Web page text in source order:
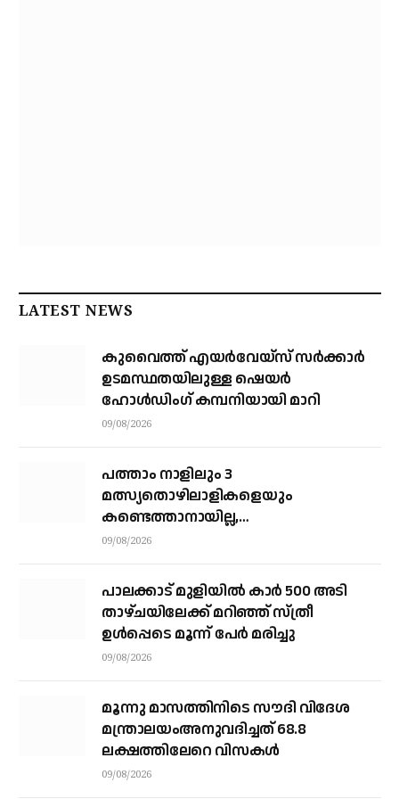
LATEST NEWS
കുവൈത്ത് എയര്‍വേയ്‌സ് സര്‍ക്കാര്‍
ഉടമസ്ഥതയിലുള്ള ഷെയര്‍
ഹോള്‍ഡിംഗ് കമ്പനിയായി മാറി
09/08/2026
പത്താം നാളിലും 3
മത്സ്യതൊഴിലാളികളെയും
കണ്ടെത്താനായില്ല,
നാവികസേനയെത്തിയിട്ടും രക്ഷയില്ല;
09/08/2026
പാലക്കാട് മുളിയിൽ കാർ 500 അടി
താഴ്ചയിലേക്ക് മറിഞ്ഞ് സ്ത്രീ
ഉൾപ്പെടെ മൂന്ന് പേർ മരിച്ചു
09/08/2026
മൂന്നു മാസത്തിനിടെ സൗദി വിദേശ
മന്ത്രാലയംഅനുവദിച്ചത് 68.8
ലക്ഷത്തിലേറെ വിസകള്‍
09/08/2026